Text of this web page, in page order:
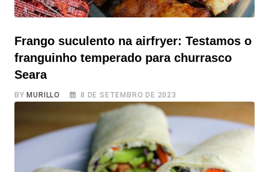
Frango suculento na airfryer: Testamos o
franguinho temperado para churrasco
Seara
BY MURILLO 8 DE SETEMBRO DE 2023
Frango suculento na airfryer: Testamos o franguinho
temperado para churrasco Seara Você já se pegou
naquela situação em que bate a fome, você olha para a